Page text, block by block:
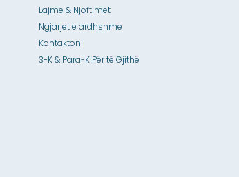
Lajme & Njoftimet
Ngjarjet e ardhshme
Kontaktoni
3-K & Para-K Për të Gjithë